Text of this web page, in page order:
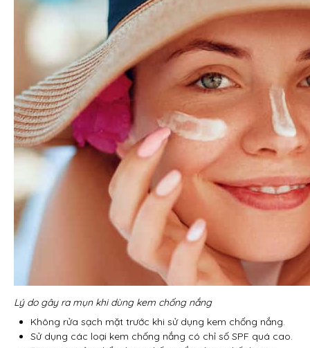
Lý do gây ra mụn khi dùng kem chống nắng
Không rửa sạch mặt trước khi sử dụng kem chống nắng.
Sử dụng các loại kem chống nắng có chỉ số SPF quá cao.